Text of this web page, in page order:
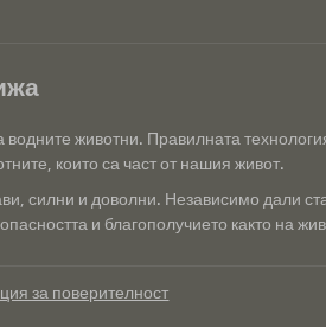
водните животни. Правилната
които са част от нашия живот.
силни и доволни. Независимо дали
и благополучието както на
за поверителност